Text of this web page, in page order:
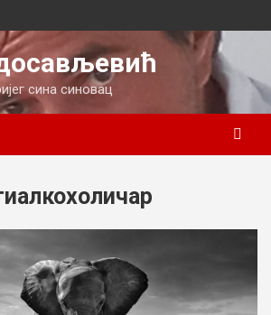
сина синовац